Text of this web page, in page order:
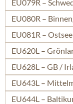
EU079R –
EU080R –
EU081R –
EU620L –
EU628L – GB /
EU643L –
EU644L –